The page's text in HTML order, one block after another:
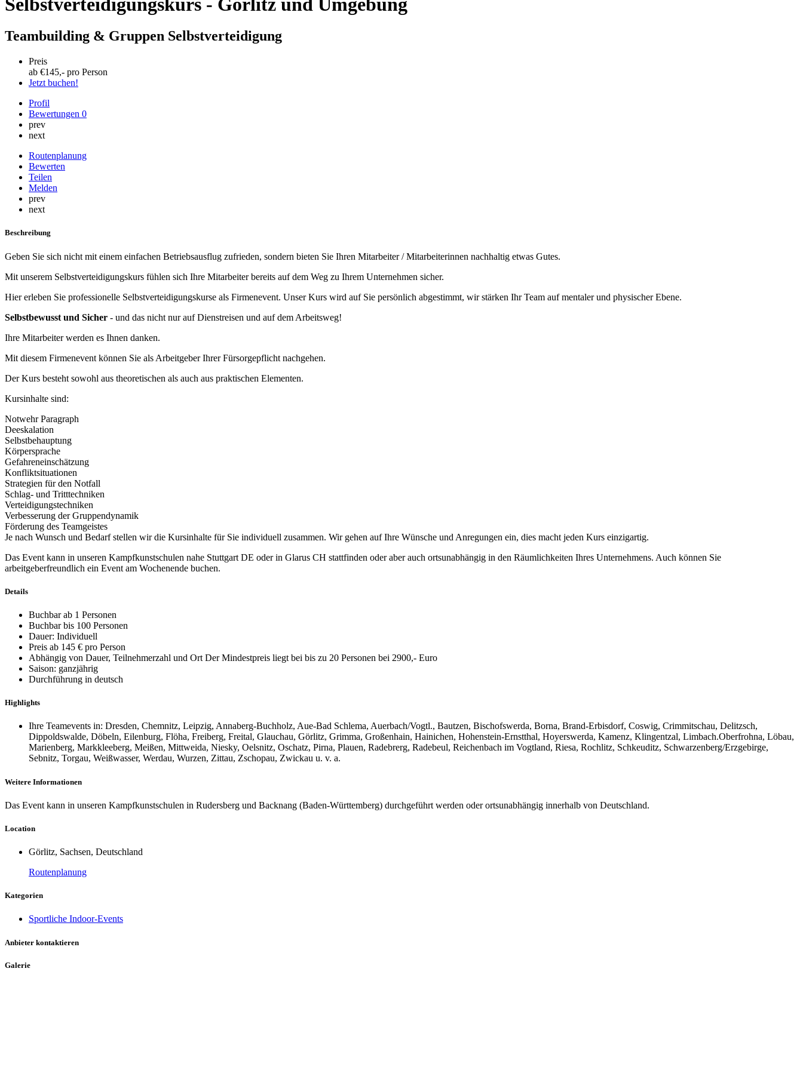
Teambuilding & Gruppen Selbstverteidigung
Preis
ab €145,- pro Person
Jetzt buchen!
Profil
Bewertungen 0
prev
next
Routenplanung
Bewerten
Teilen
Melden
prev
next
Beschreibung
Geben Sie sich nicht mit einem einfachen Betriebsausflug zufrieden, sondern bieten Sie Ihren Mitarbeiter / Mitarbeiterinnen nachhaltig etwas Gutes.
Mit unserem Selbstverteidigungskurs fühlen sich Ihre Mitarbeiter bereits auf dem Weg zu Ihrem Unternehmen sicher.
Hier erleben Sie professionelle Selbstverteidigungskurse als Firmenevent. Unser Kurs wird auf Sie persönlich abgestimmt, wir stärken Ihr Team auf mentaler und physischer Ebene.
Selbstbewusst und Sicher - und das nicht nur auf Dienstreisen und auf dem Arbeitsweg!
Ihre Mitarbeiter werden es Ihnen danken.
Mit diesem Firmenevent können Sie als Arbeitgeber Ihrer Fürsorgepflicht nachgehen.
Der Kurs besteht sowohl aus theoretischen als auch aus praktischen Elementen.
Kursinhalte sind:
Notwehr Paragraph
Deeskalation
Selbstbehauptung
Körpersprache
Gefahreneinschätzung
Konfliktsituationen
Strategien für den Notfall
Schlag- und Tritttechniken
Verteidigungstechniken
Verbesserung der Gruppendynamik
Förderung des Teamgeistes
Je nach Wunsch und Bedarf stellen wir die Kursinhalte für Sie individuell zusammen. Wir gehen auf Ihre Wünsche und Anregungen ein, dies macht jeden Kurs einzigartig.
Das Event kann in unseren Kampfkunstschulen nahe Stuttgart DE oder in Glarus CH stattfinden oder aber auch ortsunabhängig in den Räumlichkeiten Ihres Unternehmens. Auch können Sie
arbeitgeberfreundlich ein Event am Wochenende buchen.
Details
Buchbar ab 1 Personen
Buchbar bis 100 Personen
Dauer: Individuell
Preis ab 145 € pro Person
Abhängig von Dauer, Teilnehmerzahl und Ort Der Mindestpreis liegt bei bis zu 20 Personen bei 2900,- Euro
Saison: ganzjährig
Durchführung in deutsch
Highlights
Ihre Teamevents in: Dresden, Chemnitz, Leipzig, Annaberg-Buchholz, Aue-Bad Schlema, Auerbach/Vogtl., Bautzen, Bischofswerda, Borna, Brand-Erbisdorf, Coswig, Crimmitschau, Delitzsch,
Dippoldswalde, Döbeln, Eilenburg, Flöha, Freiberg, Freital, Glauchau, Görlitz, Grimma, Großenhain, Hainichen, Hohenstein-Ernstthal, Hoyerswerda, Kamenz, Klingentzal, Limbach.Oberfrohna, Löbau,
Marienberg, Markkleeberg, Meißen, Mittweida, Niesky, Oelsnitz, Oschatz, Pirna, Plauen, Radebrerg, Radebeul, Reichenbach im Vogtland, Riesa, Rochlitz, Schkeuditz, Schwarzenberg/Erzgebirge,
Sebnitz, Torgau, Weißwasser, Werdau, Wurzen, Zittau, Zschopau, Zwickau u. v. a.
Weitere Informationen
Das Event kann in unseren Kampfkunstschulen in Rudersberg und Backnang (Baden-Württemberg) durchgeführt werden oder ortsunabhängig innerhalb von Deutschland.
Location
Görlitz, Sachsen, Deutschland
Routenplanung
Kategorien
Sportliche Indoor-Events
Anbieter kontaktieren
Galerie